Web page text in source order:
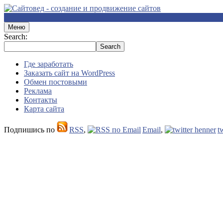
Меню
Search:
Где заработать
Заказать сайт на WordPress
Обмен постовыми
Реклама
Контакты
Карта сайта
Подпишись по RSS, Email,